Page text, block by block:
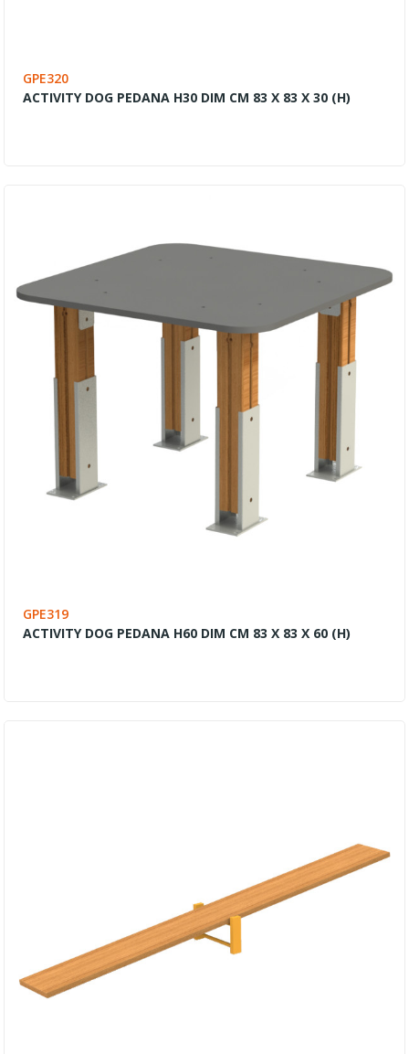
GPE320
ACTIVITY DOG PEDANA H30 DIM CM 83 X 83 X 30 (H)
GPE319
ACTIVITY DOG PEDANA H60 DIM CM 83 X 83 X 60 (H)